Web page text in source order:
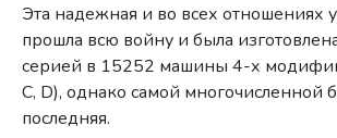
Эта надежная и во всех отношениях
прошла всю войну и была
серией в 15252 машины 4-х
C, D), однако самой многочисленной
последняя.